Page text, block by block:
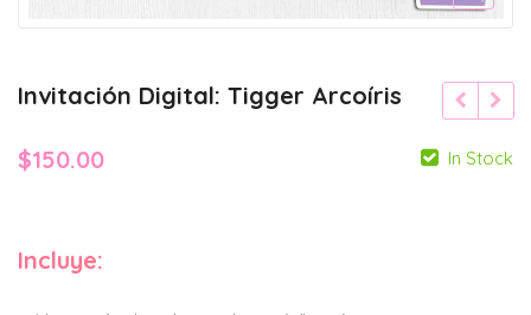
Invitación Digital: Tigger Arcoíris
$150.00 In Stock
Incluye: